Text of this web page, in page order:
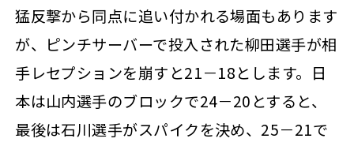
猛反撃から同点に追い付かれる場面もあります
が、ピンチサーバーで投入された柳田選手が相
手レセプションを崩すと21－18とします。日
本は山内選手のブロックで24－20とすると、
最後は石川選手がスパイクを決め、25－21で